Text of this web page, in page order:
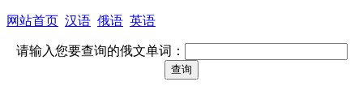
网站首页 汉语 俄语 英语
请输入您要查询的俄文单词：